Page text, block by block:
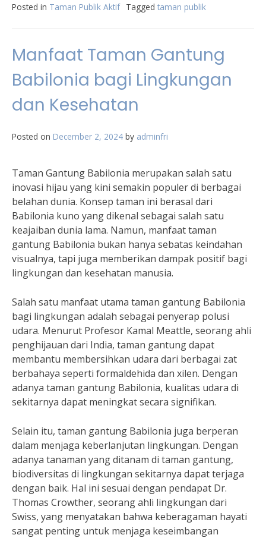
Posted in Taman Publik Aktif Tagged taman publik
Manfaat Taman Gantung
Babilonia bagi Lingkungan
dan Kesehatan
Posted on December 2, 2024 by adminfri
Taman Gantung Babilonia merupakan salah satu
inovasi hijau yang kini semakin populer di berbagai
belahan dunia. Konsep taman ini berasal dari
Babilonia kuno yang dikenal sebagai salah satu
keajaiban dunia lama. Namun, manfaat taman
gantung Babilonia bukan hanya sebatas keindahan
visualnya, tapi juga memberikan dampak positif bagi
lingkungan dan kesehatan manusia.
Salah satu manfaat utama taman gantung Babilonia
bagi lingkungan adalah sebagai penyerap polusi
udara. Menurut Profesor Kamal Meattle, seorang ahli
penghijauan dari India, taman gantung dapat
membantu membersihkan udara dari berbagai zat
berbahaya seperti formaldehida dan xilen. Dengan
adanya taman gantung Babilonia, kualitas udara di
sekitarnya dapat meningkat secara signifikan.
Selain itu, taman gantung Babilonia juga berperan
dalam menjaga keberlanjutan lingkungan. Dengan
adanya tanaman yang ditanam di taman gantung,
biodiversitas di lingkungan sekitarnya dapat terjaga
dengan baik. Hal ini sesuai dengan pendapat Dr.
Thomas Crowther, seorang ahli lingkungan dari
Swiss, yang menyatakan bahwa keberagaman hayati
sangat penting untuk menjaga keseimbangan